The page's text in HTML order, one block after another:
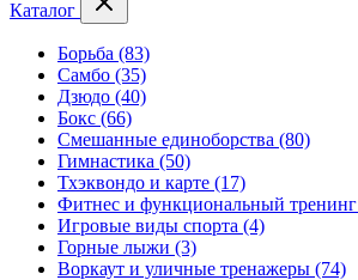
Каталог
Борьба (83)
Самбо (35)
Дзюдо (40)
Бокс (66)
Смешанные единоборства (80)
Гимнастика (50)
Тхэквондо и карте (17)
Фитнес и функциональный тренинг
Игровые виды спорта (4)
Горные лыжи (3)
Воркаут и уличные тренажеры (74)